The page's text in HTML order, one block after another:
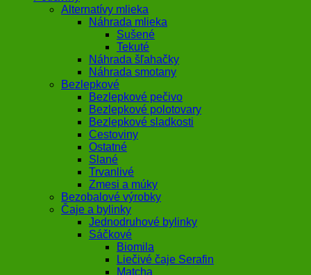
Alternatívy mlieka
Náhrada mlieka
Sušené
Tekuté
Náhrada šľahačky
Náhrada smotany
Bezlepkové
Bezlepkové pečivo
Bezlepkové polotovary
Bezlepkové sladkosti
Cestoviny
Ostatné
Slané
Trvanlivé
Zmesi a múky
Bezobalové výrobky
Čaje a bylinky
Jednodruhové bylinky
Sáčkové
Biomila
Liečivé čaje Serafin
Matcha